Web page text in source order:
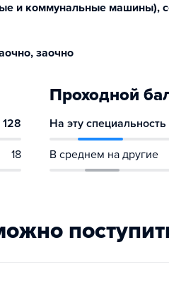
и коммунальные машины),
заочно
128
18
Проходной
На эту специальность
В среднем на другие